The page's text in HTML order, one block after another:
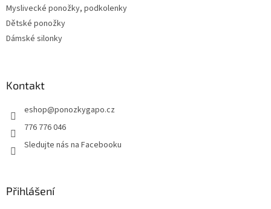
Myslivecké ponožky, podkolenky
Dětské ponožky
Dámské silonky
Kontakt
eshop@ponozkygapo.cz
776 776 046
Sledujte nás na Facebooku
Přihlášení